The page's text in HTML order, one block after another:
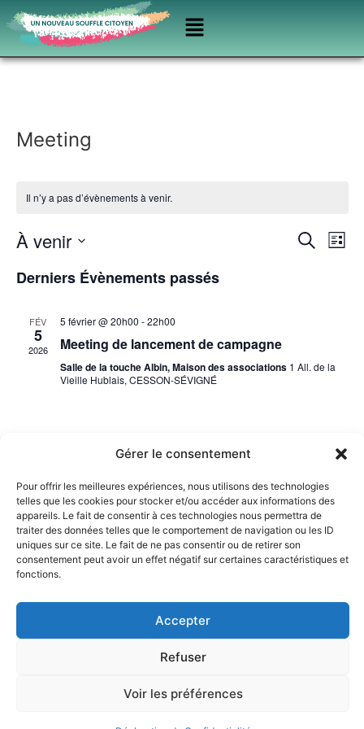
Gérer le consentement
Pour offrir les meilleures expériences, nous utilisons des technologies
telles que les cookies pour stocker et/ou accéder aux informations des
appareils. Le fait de consentir à ces technologies nous permettra de
traiter des données telles que le comportement de navigation ou les ID
uniques sur ce site. Le fait de ne pas consentir ou de retirer son
consentement peut avoir un effet négatif sur certaines caractéristiques et
fonctions.
Accepter
Refuser
Voir les préférences
Meeting
Il n’y a pas d’évènements à venir.
vues
Recherche
Liste
À venir
une
date.
Derniers Évènements passés
FÉV
5
2026
5 février @ 20h00 -22h00
Meeting de lancement de campagne
Salle de la touche Albin, Maison des associations 1 All. de la
Vieille Hublais, CESSON-SÉVIGNÉ
Déclaration de Confidentialité
Nous contacter